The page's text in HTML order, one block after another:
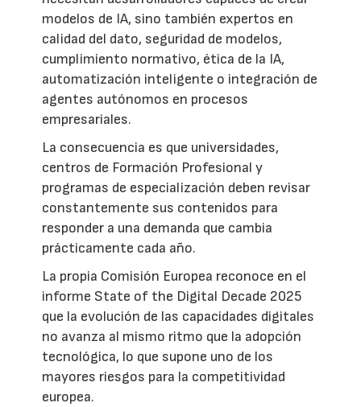
modelos de IA, sino también expertos en
calidad del dato, seguridad de modelos,
cumplimiento normativo, ética de la IA,
automatización inteligente o integración de
agentes autónomos en procesos
empresariales.
La consecuencia es que universidades,
centros de Formación Profesional y
programas de especialización deben revisar
constantemente sus contenidos para
responder a una demanda que cambia
prácticamente cada año.
La propia Comisión Europea reconoce en el
informe State of the Digital Decade 2025
que la evolución de las capacidades digitales
no avanza al mismo ritmo que la adopción
tecnológica, lo que supone uno de los
mayores riesgos para la competitividad
europea.